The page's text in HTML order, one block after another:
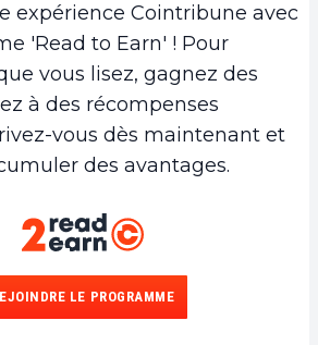
expérience Cointribune avec
'Read to Earn' ! Pour
vous lisez, gagnez des
à des récompenses
vous dès maintenant et
des avantages.
LE PROGRAMME